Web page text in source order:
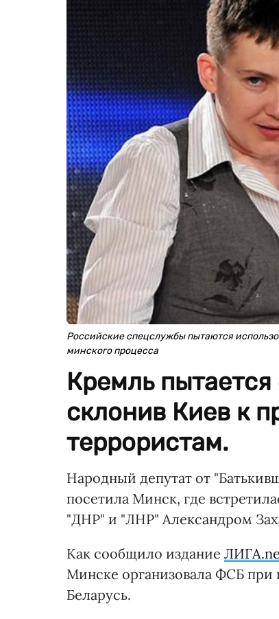
Российские спецслужбы пытаются
минского процесса
Кремль
склонив Киев к
террористам.
Народный депутат от
посетила Минск, где
"ДНР" и "ЛНР" Александром
Как сообщило издание
Минске организовала ФСБ при
Беларусь.